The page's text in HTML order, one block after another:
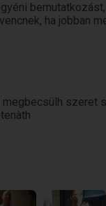
ha jobban
megbecsülh szeret